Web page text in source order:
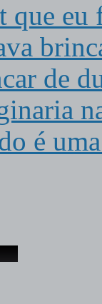
que eu
de
é